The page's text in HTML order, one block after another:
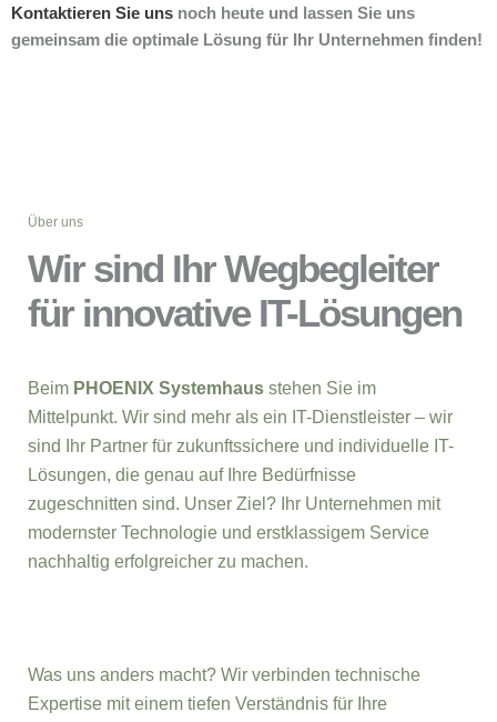
Kontaktieren Sie uns noch heute und lassen Sie uns
gemeinsam die optimale Lösung für Ihr Unternehmen finden!
Über uns
Wir sind Ihr Wegbegleiter
für innovative IT-Lösungen
Beim PHOENIX Systemhaus stehen Sie im
Mittelpunkt. Wir sind mehr als ein IT-Dienstleister – wir
sind Ihr Partner für zukunftssichere und individuelle IT-
Lösungen, die genau auf Ihre Bedürfnisse
zugeschnitten sind. Unser Ziel? Ihr Unternehmen mit
modernster Technologie und erstklassigem Service
nachhaltig erfolgreicher zu machen.
Was uns anders macht? Wir verbinden technische
Expertise mit einem tiefen Verständnis für Ihre